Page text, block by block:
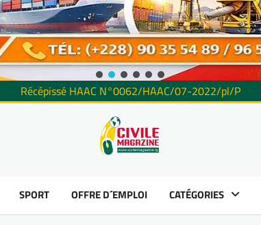
Récépissé HAAC N°0062/HAAC/07-2022/pl/P
SPORT OFFRE D´EMPLOI CATÉGORIES